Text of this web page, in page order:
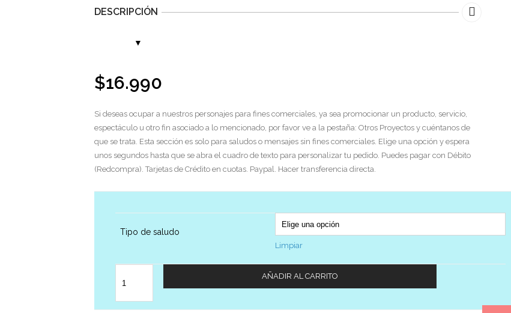
DESCRIPCIÓN
$16.990
Si deseas ocupar a nuestros personajes para fines comerciales, ya sea promocionar un producto, servicio,
espectáculo u otro fin asociado a lo mencionado, por favor ve a la pestaña: Otros Proyectos y cuéntanos de
que se trata. Esta sección es solo para saludos o mensajes sin fines comerciales. Elige una opción y espera
unos segundos hasta que se abra el cuadro de texto para personalizar tu pedido. Puedes pagar con Débito
(Redcompra). Tarjetas de Crédito en cuotas. Paypal. Hacer transferencia directa.
Tipo de saludo
Limpiar
AÑADIR AL CARRITO